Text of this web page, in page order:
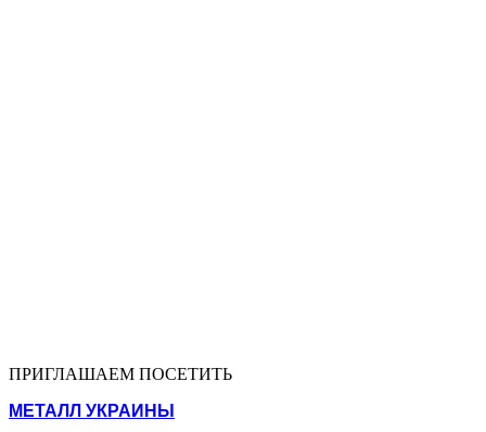
ПРИГЛАШАЕМ ПОСЕТИТЬ
МЕТАЛЛ УКРАИНЫ